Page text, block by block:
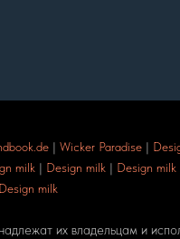
| Wicker Paradise|
milk | Design milk | Design milk
Design milk
их владельцам и